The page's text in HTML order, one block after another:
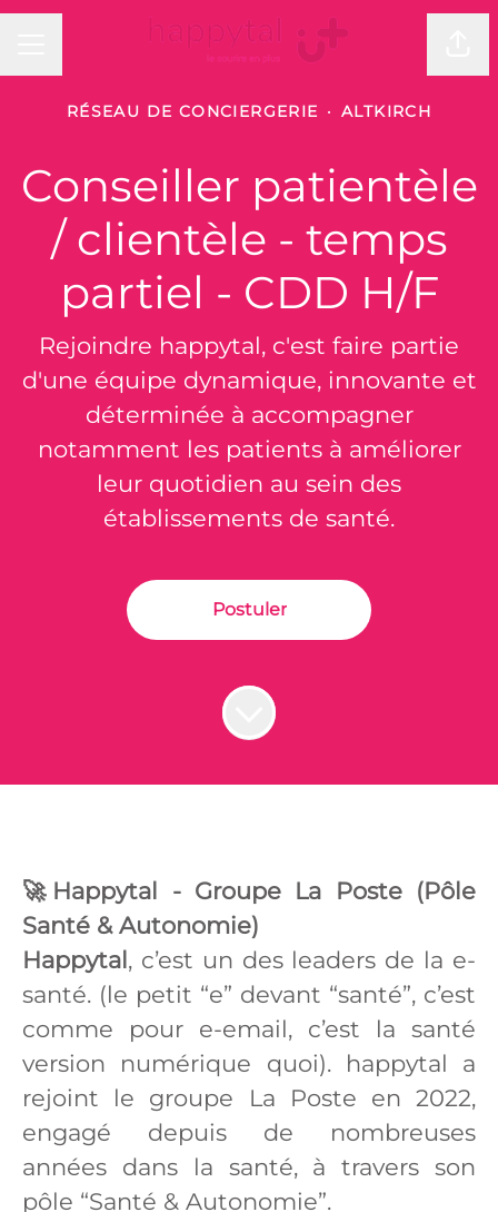
RÉSEAU DE CONCIERGERIE · ALTKIRCH
Conseiller patientèle
/ clientèle - temps
partiel - CDD H/F
Rejoindre happytal, c'est faire partie
d'une équipe dynamique, innovante et
déterminée à accompagner
notamment les patients à améliorer
leur quotidien au sein des
établissements de santé.
Postuler
🚀Happytal - Groupe La Poste (Pôle
Santé & Autonomie)
Happytal, c’est un des leaders de la e-
santé. (le petit “e” devant “santé”, c’est
comme pour e-email, c’est la santé
version numérique quoi). happytal a
rejoint le groupe La Poste en 2022,
engagé depuis de nombreuses
années dans la santé, à travers son
pôle “Santé & Autonomie”.